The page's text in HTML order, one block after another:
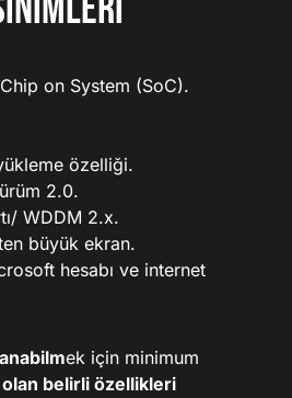
on System (SoC).
özelliği.
2.0.
WDDM 2.x.
büyük ekran.
hesabı ve internet
ek için minimum
belirli özellikleri